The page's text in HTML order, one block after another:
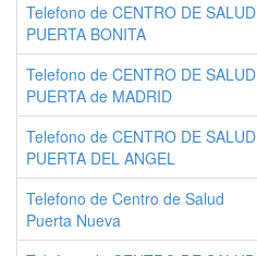
Telefono de CENTRO DE SALUD
PUERTA BONITA
Telefono de CENTRO DE SALUD
PUERTA de MADRID
Telefono de CENTRO DE SALUD
PUERTA DEL ANGEL
Telefono de Centro de Salud
Puerta Nueva